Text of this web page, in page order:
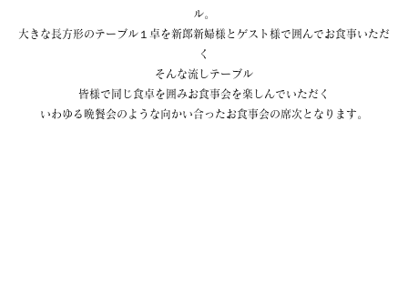
ル。
大きな長方形のテーブル１卓を新郎新婦様とゲスト様で囲んでお食事いただ
く
そんな流しテーブル
皆様で同じ食卓を囲みお食事会を楽しんでいただく
いわゆる晩餐会のような向かい合ったお食事会の席次となります。